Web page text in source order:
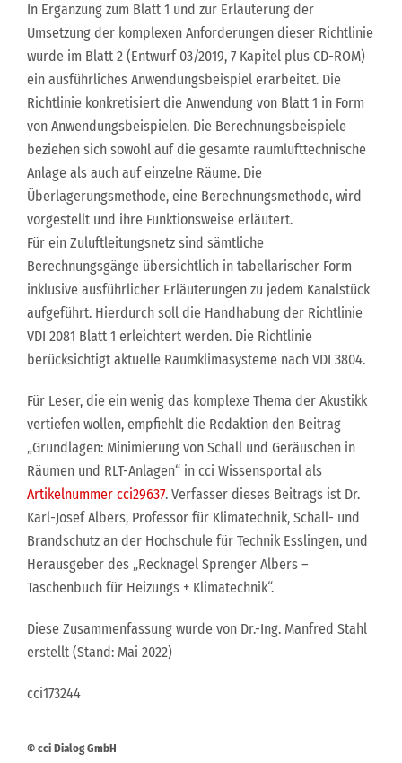
In Ergänzung zum Blatt 1 und zur Erläuterung der
Umsetzung der komplexen Anforderungen dieser Richtlinie
wurde im Blatt 2 (Entwurf 03/2019, 7 Kapitel plus CD-ROM)
ein ausführliches Anwendungsbeispiel erarbeitet. Die
Richtlinie konkretisiert die Anwendung von Blatt 1 in Form
von Anwendungsbeispielen. Die Berechnungsbeispiele
beziehen sich sowohl auf die gesamte raumlufttechnische
Anlage als auch auf einzelne Räume. Die
Überlagerungsmethode, eine Berechnungsmethode, wird
vorgestellt und ihre Funktionsweise erläutert.
Für ein Zuluftleitungsnetz sind sämtliche
Berechnungsgänge übersichtlich in tabellarischer Form
inklusive ausführlicher Erläuterungen zu jedem Kanalstück
aufgeführt. Hierdurch soll die Handhabung der Richtlinie
VDI 2081 Blatt 1 erleichtert werden. Die Richtlinie
berücksichtigt aktuelle Raumklimasysteme nach VDI 3804.
Für Leser, die ein wenig das komplexe Thema der Akustikk
vertiefen wollen, empfiehlt die Redaktion den Beitrag
„Grundlagen: Minimierung von Schall und Geräuschen in
Räumen und RLT-Anlagen“ in cci Wissensportal als
Artikelnummer cci29637. Verfasser dieses Beitrags ist Dr.
Karl-Josef Albers, Professor für Klimatechnik, Schall- und
Brandschutz an der Hochschule für Technik Esslingen, und
Herausgeber des „Recknagel Sprenger Albers –
Taschenbuch für Heizungs + Klimatechnik“.
Diese Zusammenfassung wurde von Dr.-Ing. Manfred Stahl
erstellt (Stand: Mai 2022)
cci173244
© cci Dialog GmbH